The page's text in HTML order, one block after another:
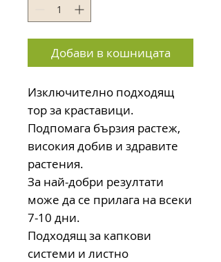
Добави в кошницата
Изключително подходящ
тор за краставици.
Подпомага бързия растеж,
високия добив и здравите
растения.
За най-добри резултати
може да се прилага на всеки
7-10 дни.
Подходящ за капкови
системи и листно